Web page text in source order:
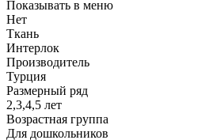
Показывать в меню
Нет
Ткань
Интерлок
Производитель
Турция
Размерный ряд
2,3,4,5 лет
Возрастная группа
Для дошкольников